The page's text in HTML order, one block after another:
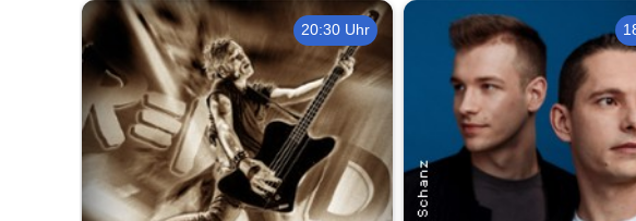
20:30 Uhr